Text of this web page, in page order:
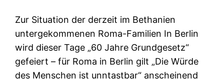
Zur Situation der derzeit im Bethanien
untergekommenen Roma-Familien In Berlin
wird dieser Tage „60 Jahre Grundgesetz“
gefeiert – für Roma in Berlin gilt „Die Würde
des Menschen ist unntastbar“ anscheinend